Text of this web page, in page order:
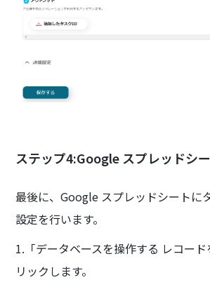
ステップ4:Google スプレッドシ
最後に、Google スプレッドシートに
設定を行います。
1.「データベースを操作する レコー
リックします。